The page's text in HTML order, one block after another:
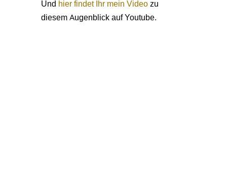
Und hier findet Ihr mein Videozu
diesem Augenblick auf Youtube.